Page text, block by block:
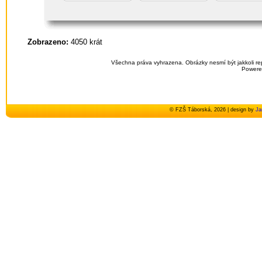
Zobrazeno: 4050 krát
Všechna práva vyhrazena. Obrázky nesmí být jakkoli
© FZŠ Táborská, 2026 | design by